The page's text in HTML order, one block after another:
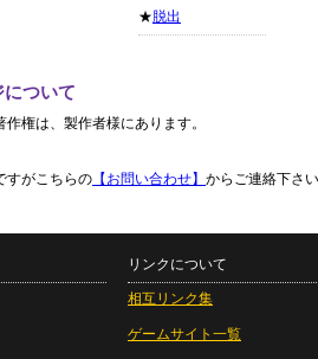
★ 脱出
ついて
権は、製作者様にあります。
すがこちらの 【お問い合わせ】 からご連絡下さい
リンクについて
相互リンク集
ゲームサイト一覧